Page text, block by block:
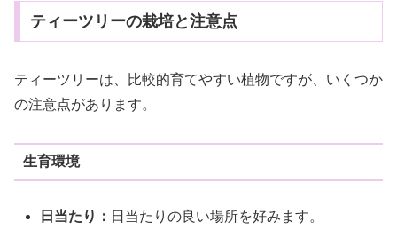
ティーツリーの栽培と注意点
ティーツリーは、比較的育てやすい植物ですが、いくつか
の注意点があります。
生育環境
日当たり： 日当たりの良い場所を好みます。